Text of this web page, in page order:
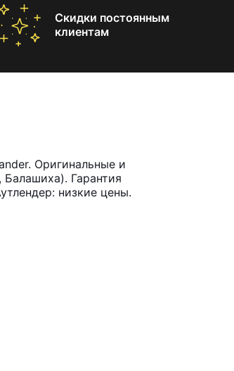
Скидки постоянным
клиентам
Оригинальные и
Гарантия
низкие цены.